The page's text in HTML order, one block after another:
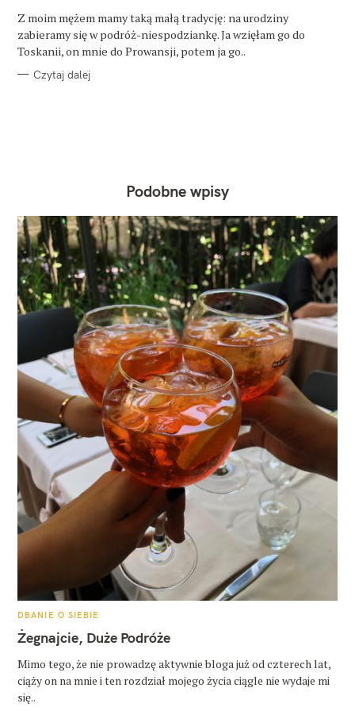
I
E
Z moim mężem mamy taką małą tradycję: na urodziny
zabieramy się w podróż-niespodziankę. Ja wzięłam go do
Toskanii, on mnie do Prowansji, potem ja go..
Czytaj dalej
Podobne wpisy
K
T
E
O
R
I
DBANIE O SIEBIE
Żegnajcie, Duże Podróże
Mimo tego, że nie prowadzę aktywnie bloga już od czterech lat,
ciąży on na mnie i ten rozdział mojego życia ciągle nie wydaje mi
się..